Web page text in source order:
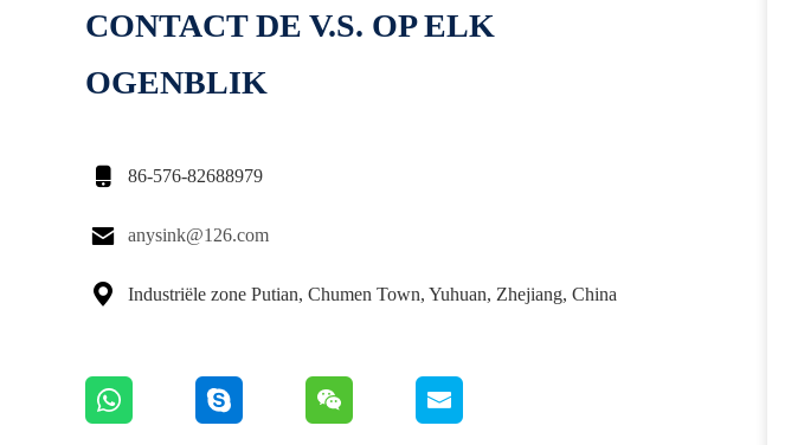
CONTACT DE V.S. OP ELK
OGENBLIK
 86-576-82688979
 anysink@126.com
 Industriële zone Putian, Chumen Town, Yuhuan, Zhejiang, China